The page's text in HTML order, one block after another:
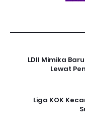
LDII Mimika
Lewat
Liga KOK